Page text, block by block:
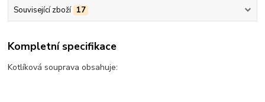
Související zboží 17
Kompletní specifikace
Kotlíková souprava obsahuje: